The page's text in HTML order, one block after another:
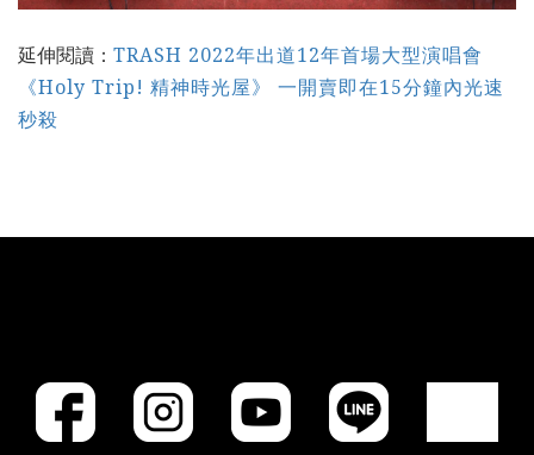
延伸閱讀： TRASH 2022年出道12年首場大型演唱會
《Holy Trip! 精神時光屋》 一開賣即在15分鐘內光速
秒殺